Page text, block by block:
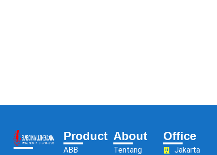
Product
ABB
About
Tentang
Office
Jakarta